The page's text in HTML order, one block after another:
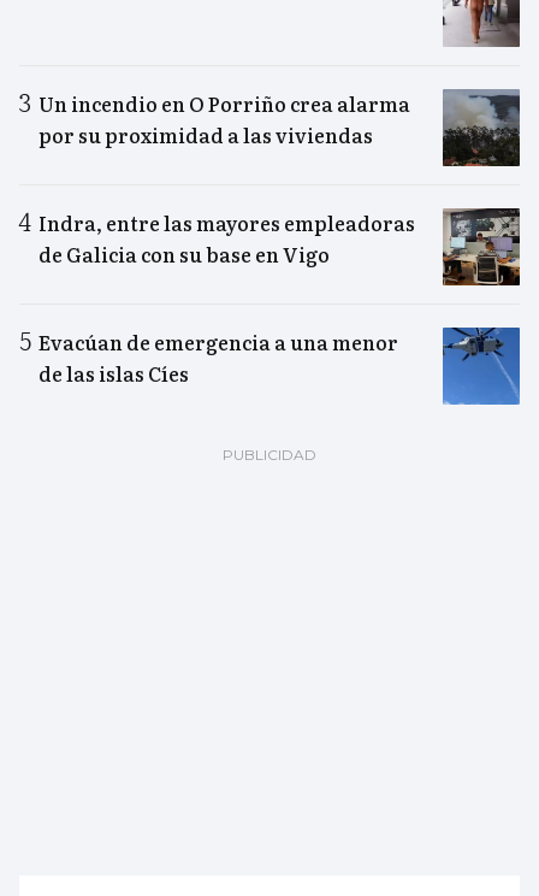
Un incendio en O Porriño crea alarma
por su proximidad a las viviendas
Indra, entre las mayores empleadoras
de Galicia con su base en Vigo
Evacúan de emergencia a una menor
de las islas Cíes